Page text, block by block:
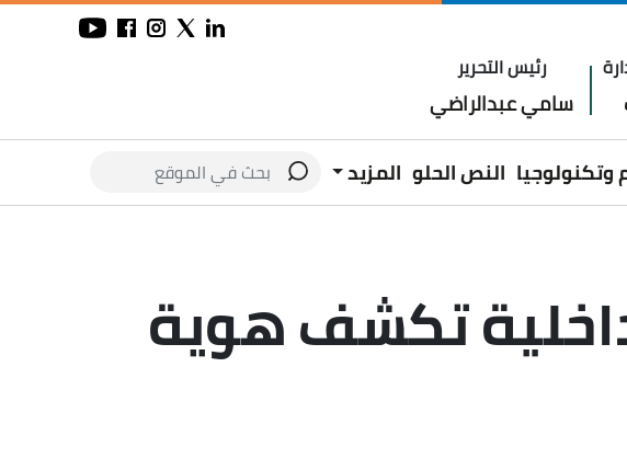
رئيس التحرير
سامي عبدالراضي
وتكنولوجيا النص الحلو المزيد
تكشف هوية